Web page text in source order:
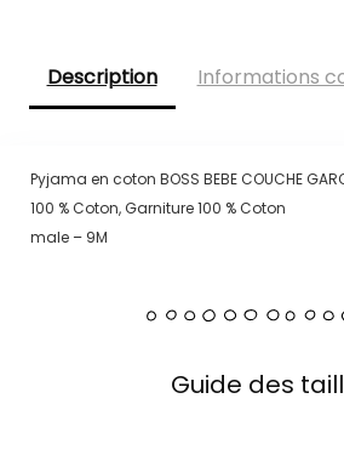
Description Informations
Pyjama en coton BOSS BEBE COUCHE
100 % Coton, Garniture 100 % Coton
male – 9M
Guide des